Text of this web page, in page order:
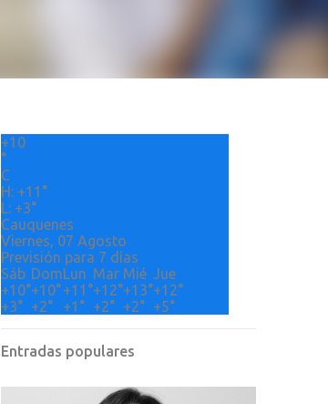
+10
°
C
H: +11°
L: +3°
Cauquenes
Viernes, 07 Agosto
Previsión para 7 días
Sáb DomLun Mar Mié Jue
+10°+10°+11°+12°+13°+12°
+3° +2° +1° +2° +2° +5°
Entradas populares